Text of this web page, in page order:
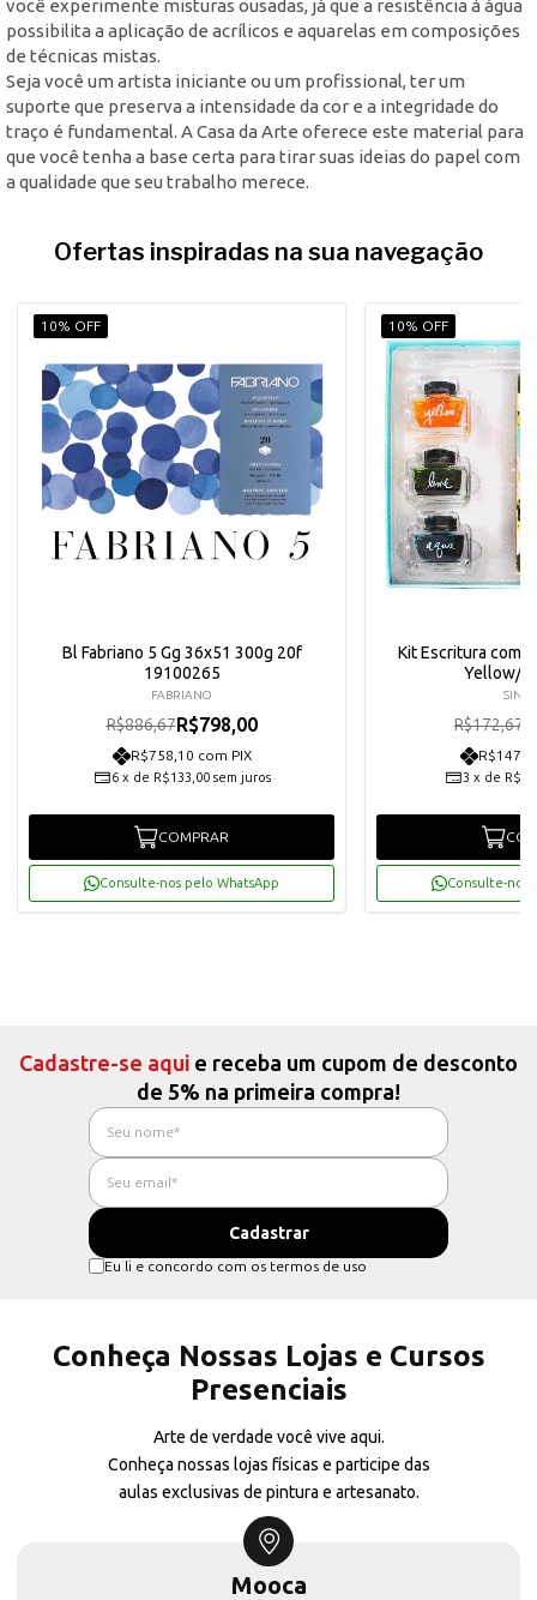
você experimente misturas ousadas, já que a resistência à água
possibilita a aplicação de acrílicos e aquarelas em composições
de técnicas mistas.
Seja você um artista iniciante ou um profissional, ter um
suporte que preserva a intensidade da cor e a integridade do
traço é fundamental. A Casa da Arte oferece este material para
que você tenha a base certa para tirar suas ideias do papel com
a qualidade que seu trabalho merece.
Ofertas inspiradas na sua navegação
10% OFF
Bl Fabriano 5 Gg 36x51 300g 20f
19100265
FABRIANO
R$886,67R$798,00
R$758,10 com PIX
6 x de R$133,00 sem juros
COMPRAR
Consulte-nos pelo WhatsApp
10% OFF
Kit Escritura com
Yellow/
R$172,67
3 x de
Consulte-nos
Cadastre-se aqui e receba um cupom de desconto
de 5% na primeira compra!
Eu li e concordo com os termos de uso
Conheça Nossas Lojas e Cursos
Presenciais
Arte de verdade você vive aqui.
Conheça nossas lojas físicas e participe das
aulas exclusivas de pintura e artesanato.
Mooca